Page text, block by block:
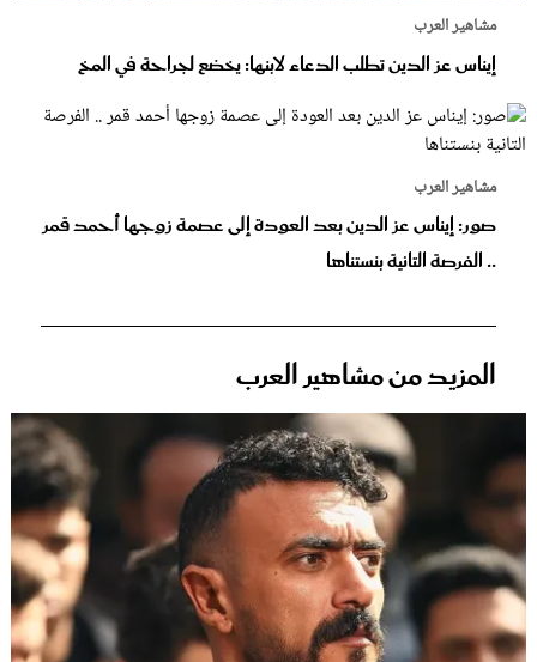
مشاهير العرب
إيناس عز الدين تطلب الدعاء لابنها: يخضع لجراحة في المخ
مشاهير العرب
صور: إيناس عز الدين بعد العودة إلى عصمة زوجها أحمد قمر
.. الفرصة التانية بنستناها
المزيد من مشاهير العرب